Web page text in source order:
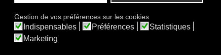
Gestion de vos préférences sur les cookies
Indispensables Préférences
Statistiques
Marketing
© 2009-2026 CidB. Tous droits réservés.